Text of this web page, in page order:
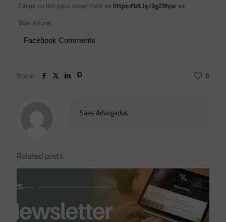
Clique no link para saber mais << https://bit.ly/3gZMyxr>>
Boa leitura!
Facebook Comments
Share 0
Saes Advogados
Related posts